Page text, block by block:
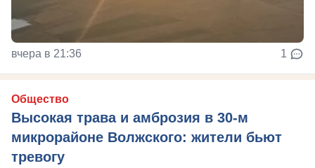
вчера в 21:36 1
Общество
Высокая трава и амброзия в 30‑м
микрорайоне Волжского: жители бьют
тревогу